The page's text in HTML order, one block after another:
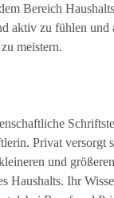
Bereich
aktiv zu fühlen und
meistern.
Privat versorgt
und größeren
Haushalts. Ihr